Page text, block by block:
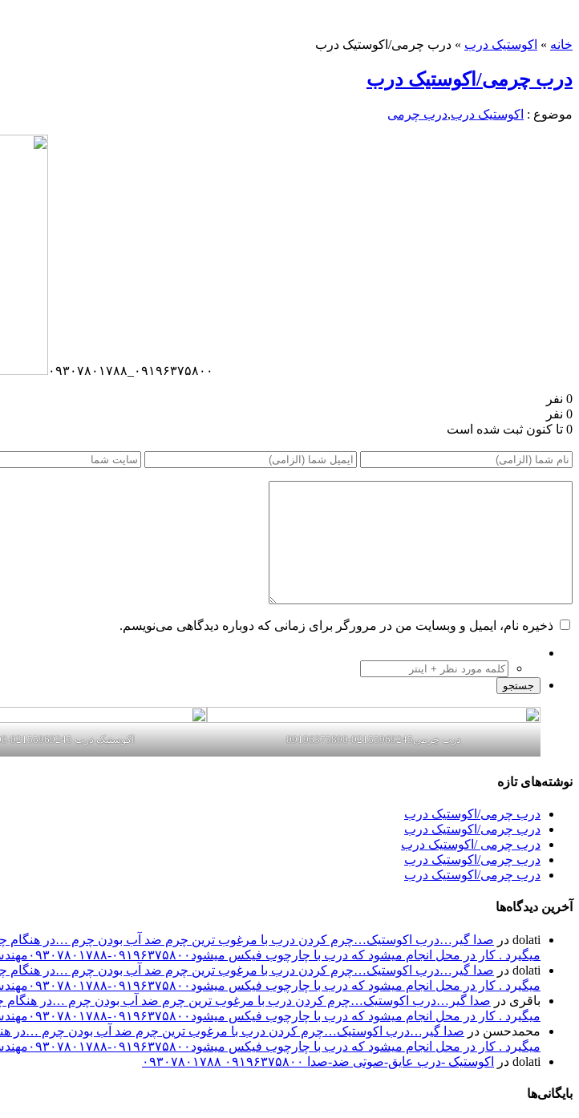
خانه » اکوستیک درب » درب چرمی/اکوستیک درب
درب چرمی/اکوستیک درب
موضوع : اکوستیک درب,درب چرمی
۰۹۱۹۶۳۷۵۸۰۰_۰۹۳۰۷۸۰۱۷۸۸
0 نفر
0 نفر
0 تا کنون ثبت شده است
ذخیره نام، ایمیل و وبسایت من در مرورگر برای زمانی که دوباره دیدگاهی می‌نویسم.
درب چرمی02155969245-09196375800 اکوستیک درب 02155969245-09196375800
نوشته‌های تازه
درب چرمی/اکوستیک درب
درب چرمی/اکوستیک درب
درب چرمی /اکوستیک درب
درب چرمی/اکوستیک درب
درب چرمی/اکوستیک درب
آخرین دیدگاه‌ها
dolati در صدا گیر…درب اکوستیک…چرم کردن درب با مرغوب ترین چرم ضد آب بودن چرم …در هنگام
میگیرد . کار در محل انجام میشود که درب با چارچوب فیکس میشود۰۹۱۹۶۳۷۵۸۰۰-۰۹۳۰۷۸۰۱۷۸۸مهندس دولتی
dolati در صدا گیر…درب اکوستیک…چرم کردن درب با مرغوب ترین چرم ضد آب بودن چرم …در هنگام
میگیرد . کار در محل انجام میشود که درب با چارچوب فیکس میشود۰۹۱۹۶۳۷۵۸۰۰-۰۹۳۰۷۸۰۱۷۸۸مهندس دولتی
باقری در صدا گیر…درب اکوستیک…چرم کردن درب با مرغوب ترین چرم ضد آب بودن چرم …در هنگام
میگیرد . کار در محل انجام میشود که درب با چارچوب فیکس میشود۰۹۱۹۶۳۷۵۸۰۰-۰۹۳۰۷۸۰۱۷۸۸مهندس دولتی
محمدحسن در صدا گیر…درب اکوستیک…چرم کردن درب با مرغوب ترین چرم ضد آب بودن چرم …در
میگیرد . کار در محل انجام میشود که درب با چارچوب فیکس میشود۰۹۱۹۶۳۷۵۸۰۰-۰۹۳۰۷۸۰۱۷۸۸مهندس دولتی
dolati در اکوستیک -درب عایق-صوتی ضد-صدا ۰۹۱۹۶۳۷۵۸۰۰ ۰۹۳۰۷۸۰۱۷۸۸
بایگانی‌ها